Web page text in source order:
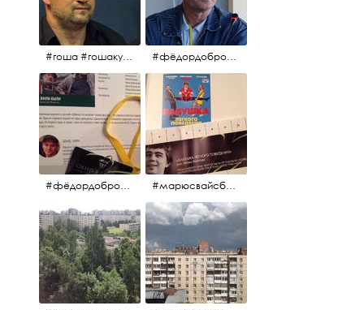
#гоша #гошакуценко #oknofestival #фёдордобронравов #кино #хорошеекино #жилибыли
#фёдордобронравов #эдуардпарри #жилибыли #иринарозанова #марюсвайсберг #александрревва #глюкоза #любовьвбольшомгороде #ххvфестивальроссийскогокино